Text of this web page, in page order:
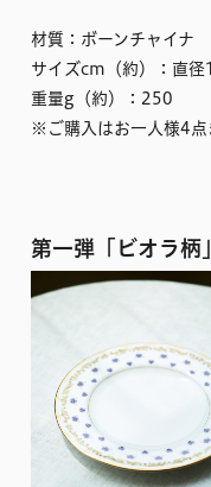
材質：ボーンチャイナ
サイズcm（約）：直
重量g（約）：250
※ご購入はお一人様4点
第一弾「ビオラ柄